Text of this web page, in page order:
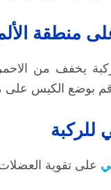
منطقة
يخفف من
منطقة الإصابة لفترة تقدر بـ
للركبة
على تقوية